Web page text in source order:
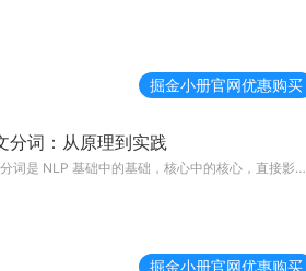
掘金小册官网优惠购买
分词：从原理到实践
在中文的语言环境里，中文分词是 NLP 基础中的基础，核心中的核心，直接影响着各种 NLP 任务最后的结果质量。
掘金小册官网优惠购买